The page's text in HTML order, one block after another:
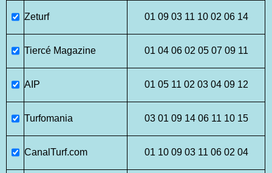
Zeturf 01 09 03 11 10 02 06 14
Tiercé Magazine 01 04 06 02 05 07 09 11
AIP 01 05 11 02 03 04 09 12
Turfomania 03 01 09 14 06 11 10 15
CanalTurf.com 01 10 09 03 11 06 02 04